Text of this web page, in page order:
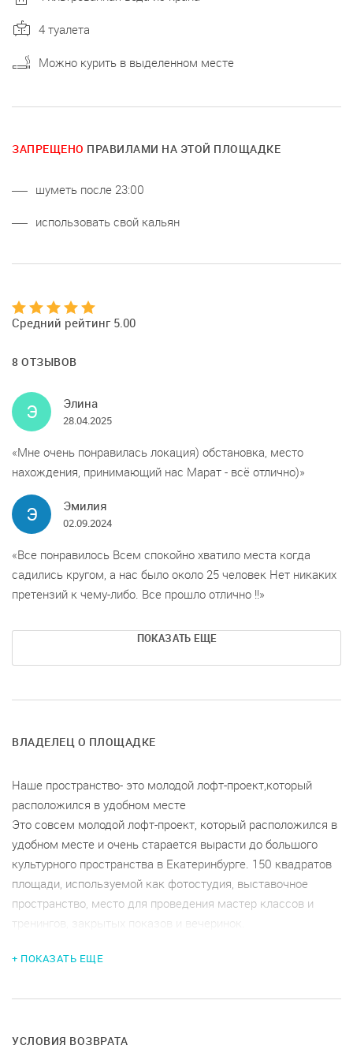
4 туалета
Можно курить в выделенном месте
ЗАПРЕЩЕНО ПРАВИЛАМИ НА ЭТОЙ ПЛОЩАДКЕ
шуметь после 23:00
использовать свой кальян
Средний рейтинг 5.00
8 ОТЗЫВОВ
Э Элина
28.04.2025
Мне очень понравилась локация) обстановка, место
нахождения, принимающий нас Марат - всё отлично)
Э Эмилия
02.09.2024
Все понравилось Всем спокойно хватило места когда
садились кругом, а нас было около 25 человек Нет никаких
претензий к чему-либо. Все прошло отлично !!
ПОКАЗАТЬ ЕЩЕ
ВЛАДЕЛЕЦ О ПЛОЩАДКЕ
Наше пространство- это молодой лофт-проект,который
расположился в удобном месте
Это совсем молодой лофт-проект, который расположился в
удобном месте и очень старается вырасти до большого
культурного пространства в Екатеринбурге. 150 квадратов
площади, используемой как фотостудия, выставочное
пространство, место для проведения мастер классов и
тренингов, закрытых показов и вечеринок.
ваши творческие задумки нужно знать:
Зенитные окна размером 32 м2
Искусственное освещение – 4 варианта
+ ПОКАЗАТЬ ЕЩЕ
УСЛОВИЯ ВОЗВРАТА